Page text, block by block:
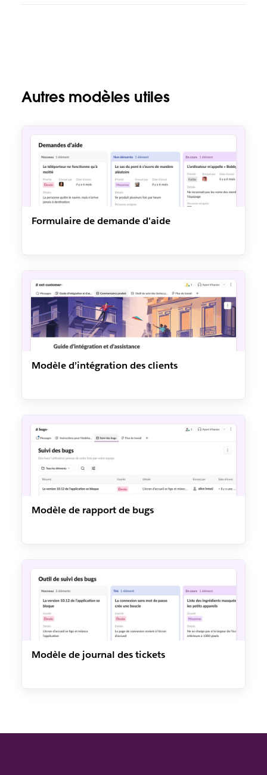
Autres modèles utiles
Formulaire de demande d'aide
Modèle d’intégration des clients
Modèle de rapport de bugs
Modèle de journal des tickets